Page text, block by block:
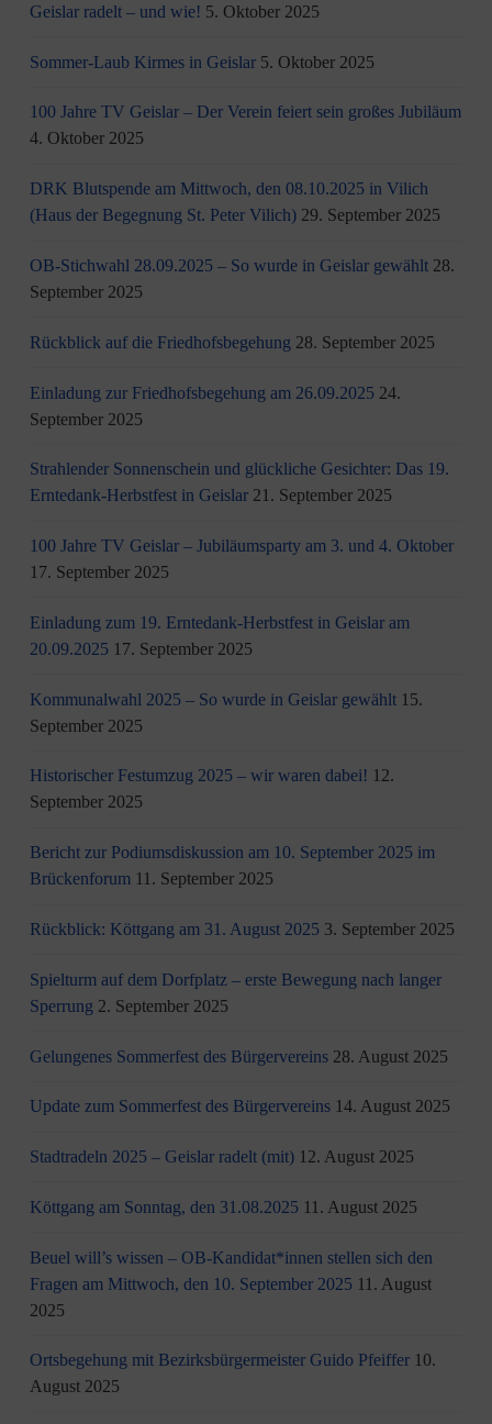
Geislar radelt – und wie! 5. Oktober 2025
Sommer-Laub Kirmes in Geislar 5. Oktober 2025
100 Jahre TV Geislar – Der Verein feiert sein großes Jubiläum
4. Oktober 2025
DRK Blutspende am Mittwoch, den 08.10.2025 in Vilich
(Haus der Begegnung St. Peter Vilich) 29. September 2025
OB-Stichwahl 28.09.2025 – So wurde in Geislar gewählt 28.
September 2025
Rückblick auf die Friedhofsbegehung 28. September 2025
Einladung zur Friedhofsbegehung am 26.09.2025 24.
September 2025
Strahlender Sonnenschein und glückliche Gesichter: Das 19.
Erntedank-Herbstfest in Geislar 21. September 2025
100 Jahre TV Geislar – Jubiläumsparty am 3. und 4. Oktober
17. September 2025
Einladung zum 19. Erntedank-Herbstfest in Geislar am
20.09.2025 17. September 2025
Kommunalwahl 2025 – So wurde in Geislar gewählt 15.
September 2025
Historischer Festumzug 2025 – wir waren dabei! 12.
September 2025
Bericht zur Podiumsdiskussion am 10. September 2025 im
Brückenforum 11. September 2025
Rückblick: Köttgang am 31. August 2025 3. September 2025
Spielturm auf dem Dorfplatz – erste Bewegung nach langer
Sperrung 2. September 2025
Gelungenes Sommerfest des Bürgervereins 28. August 2025
Update zum Sommerfest des Bürgervereins 14. August 2025
Stadtradeln 2025 – Geislar radelt (mit) 12. August 2025
Köttgang am Sonntag, den 31.08.2025 11. August 2025
Beuel will’s wissen – OB-Kandidat*innen stellen sich den
Fragen am Mittwoch, den 10. September 2025 11. August
2025
Ortsbegehung mit Bezirksbürgermeister Guido Pfeiffer 10.
August 2025